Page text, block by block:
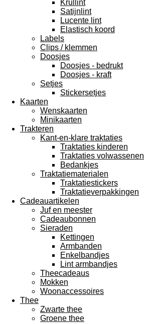
Krullint
Satijnlint
Lucente lint
Elastisch koord
Labels
Clips / klemmen
Doosjes
Doosjes - bedrukt
Doosjes - kraft
Setjes
Stickersetjes
Kaarten
Wenskaarten
Minikaarten
Trakteren
Kant-en-klare traktaties
Traktaties kinderen
Traktaties volwassenen
Bedankjes
Traktatiematerialen
Traktatiestickers
Traktatieverpakkingen
Cadeauartikelen
Juf en meester
Cadeaubonnen
Sieraden
Kettingen
Armbanden
Enkelbandjes
Lint armbandjes
Theecadeaus
Mokken
Woonaccessoires
Thee
Zwarte thee
Groene thee